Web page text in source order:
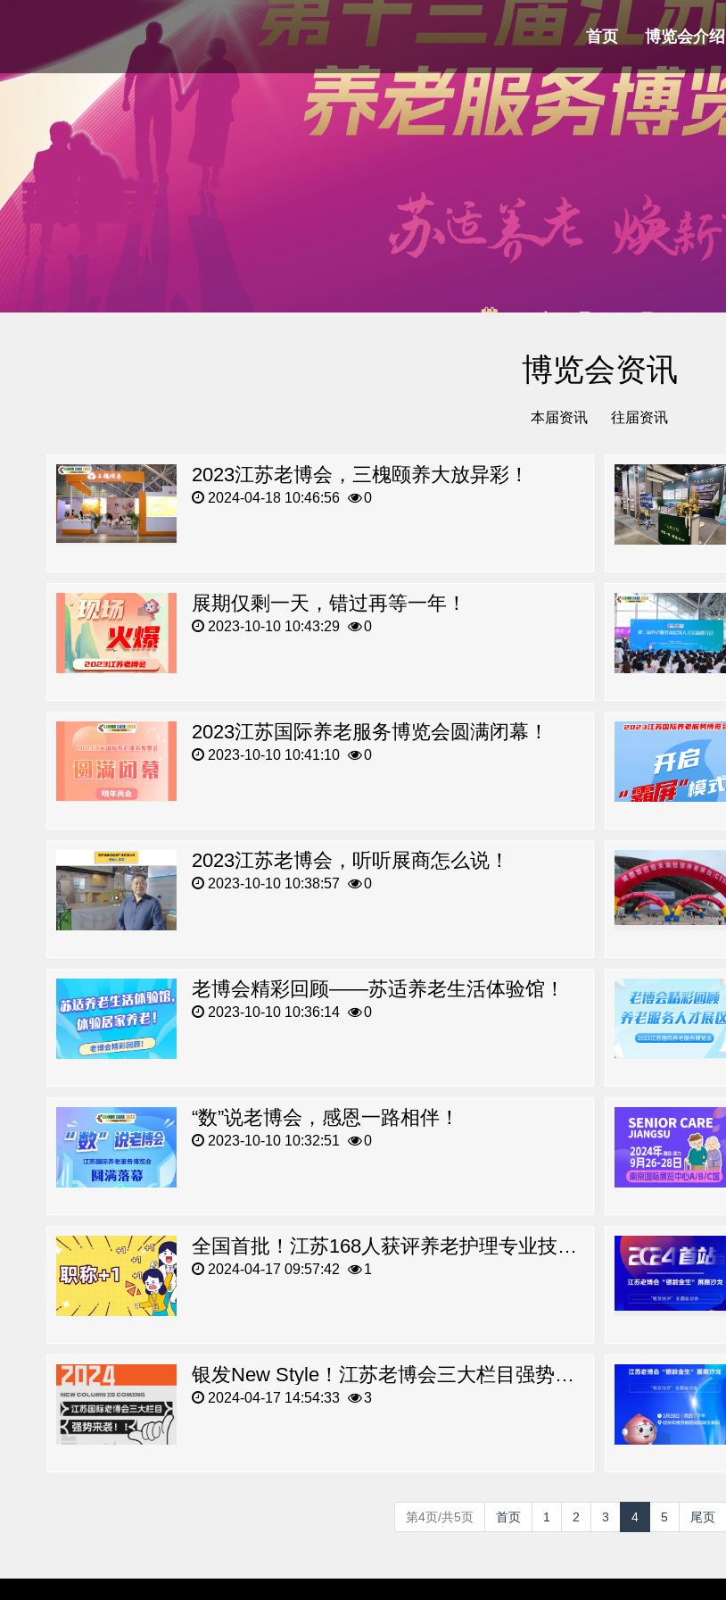
首页 博览会介绍
博览会资讯
本届资讯 往届资讯
2023江苏老博会，三槐颐养大放异彩！
2024-04-18 10:46:56 0
展期仅剩一天，错过再等一年！
2023-10-10 10:43:29 0
2023江苏国际养老服务博览会圆满闭幕！
2023-10-10 10:41:10 0
2023江苏老博会，听听展商怎么说！
2023-10-10 10:38:57 0
老博会精彩回顾——苏适养老生活体验馆！
2023-10-10 10:36:14 0
“数”说老博会，感恩一路相伴！
2023-10-10 10:32:51 0
全国首批！江苏168人获评养老护理专业技术职称
2024-04-17 09:57:42 1
银发New Style！江苏老博会三大栏目强势来袭
2024-04-17 14:54:33 3
第4页/共5页 首页 1 2 3 4 5 尾页